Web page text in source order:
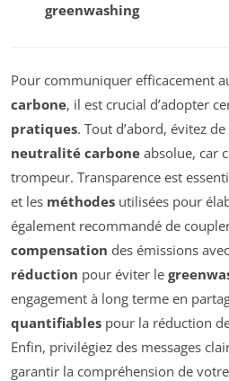
greenwashing
Pour communiquer efficacement
carbone, il est crucial d’adopter
pratiques. Tout d’abord, évitez
neutralité carbone absolue, car
trompeur. Transparence est
et les méthodes utilisées pour
également recommandé de
compensation des émissions
réduction pour éviter le
engagement à long terme en
quantifiables pour la réduction
Enfin, privilégiez des messages
garantir la compréhension de